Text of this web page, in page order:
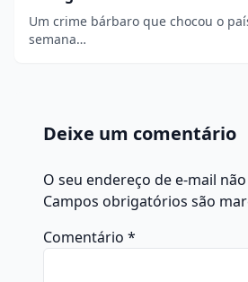
Um crime bárbaro que chocou o
semana…
Deixe um comentário
O seu endereço de e-mail
Campos obrigatórios são
Comentário *